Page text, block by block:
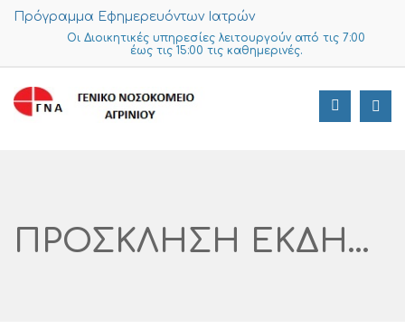
Πρόγραμμα Εφημερευόντων Ιατρών
Οι Διοικητικές υπηρεσίες λειτουργούν από τις 7:00
έως τις 15:00 τις καθημερινές.
ΠΡΟΣΚΛΗΣΗ ΕΚΔΗΛΩΣΗΣ ΕΝΔΙΑΦΕΡΟΝΤΟΣ ΓΙΑ ΔΙΑΦΟΡΕΣ ΠΡΟΜΗΘΕΙΕΣ TΕΧΝΙΚΗΣ ΥΠΗΡΕΣΙΑΣ 1/2022 ΓΙΑ ΤΗ Ν.Μ.ΑΓΡΙΝΙΟΥ